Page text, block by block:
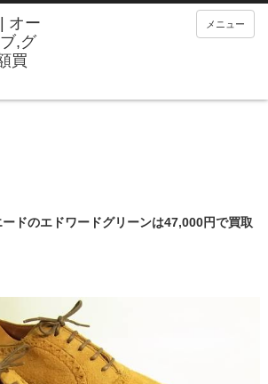
メニュー
ドのエドワードグリーンは47,000円で買取